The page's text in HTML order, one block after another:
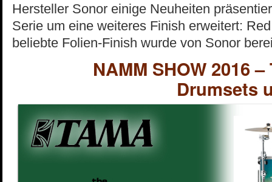
Hersteller Sonor einige Neuheiten
Serie um eine weiteres Finish erweitert:
beliebte Folien-Finish wurde von Sonor
NAMM SHOW 2016
Drumsets